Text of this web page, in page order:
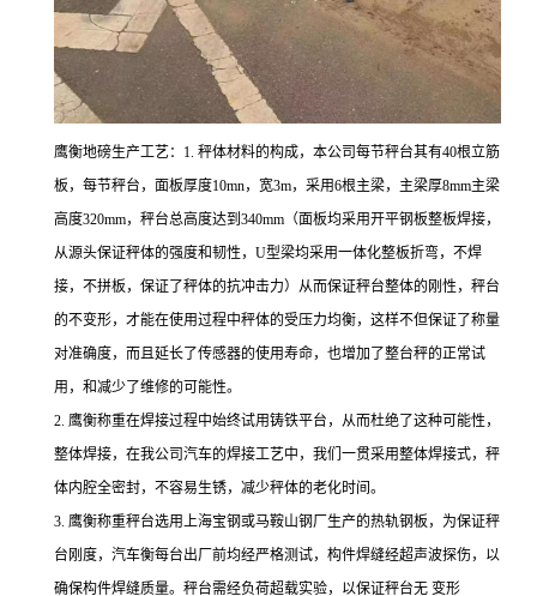
鹰衡地磅生产工艺：1. 秤体材料的构成，本公司每节秤台其有40根立筋
板，每节秤台，面板厚度10mn，宽3m，采用6根主梁，主梁厚8mm主梁
高度320mm，秤台总高度达到340mm（面板均采用开平钢板整板焊接，
从源头保证秤体的强度和韧性，U型梁均采用一体化整板折弯，不焊
接，不拼板，保证了秤体的抗冲击力）从而保证秤台整体的刚性，秤台
的不变形，才能在使用过程中秤体的受压力均衡，这样不但保证了称量
对准确度，而且延长了传感器的使用寿命，也增加了整台秤的正常试
用，和减少了维修的可能性。
2. 鹰衡称重在焊接过程中始终试用铸铁平台，从而杜绝了这种可能性，
整体焊接，在我公司汽车的焊接工艺中，我们一贯采用整体焊接式，秤
体内腔全密封，不容易生锈，减少秤体的老化时间。
3. 鹰衡称重秤台选用上海宝钢或马鞍山钢厂生产的热轨钢板，为保证秤
台刚度，汽车衡每台出厂前均经严格测试，构件焊缝经超声波探伤，以
确保构件焊缝质量。秤台需经负荷超载实验，以保证秤台无 变形